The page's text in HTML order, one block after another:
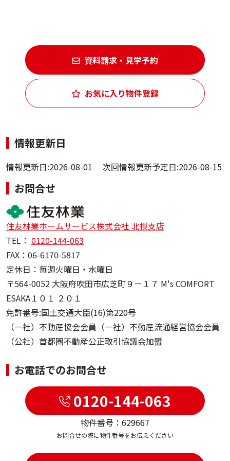
資料請求・見学予約
お気に入り物件登録
情報更新日
情報更新日:2026-08-01 次回情報更新予定日:2026-08-15
お問合せ
住友林業ホームサービス株式会社 北摂支店
TEL： 0120-144-063
FAX：06-6170-5817
定休日：毎週火曜日・水曜日
〒564-0052 大阪府吹田市広芝町９－１７ M's COMFORT
ESAKA１０１ ２０１
免許番号:国土交通大臣(16)第220号
（一社）不動産協会会員（一社）不動産流通経営協会会員
（公社）首都圏不動産公正取引協議会加盟
お電話でのお問合せ
0120-144-063
物件番号：629667
お問合せの際に物件番号をお伝えください